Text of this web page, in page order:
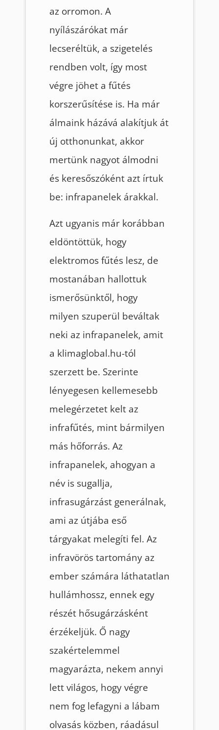
az orromon. A
nyílászárókat már
lecseréltük, a szigetelés
rendben volt, így most
végre jöhet a fűtés
korszerűsítése is. Ha már
álmaink házává alakítjuk át
új otthonunkat, akkor
mertünk nagyot álmodni
és keresőszóként azt írtuk
be: infrapanelek árakkal.
Azt ugyanis már korábban
eldöntöttük, hogy
elektromos fűtés lesz, de
mostanában hallottuk
ismerősünktől, hogy
milyen szuperül beváltak
neki az infrapanelek, amit
a klimaglobal.hu-tól
szerzett be. Szerinte
lényegesen kellemesebb
melegérzetet kelt az
infrafűtés, mint bármilyen
más hőforrás. Az
infrapanelek, ahogyan a
név is sugallja,
infrasugárzást generálnak,
ami az útjába eső
tárgyakat melegíti fel. Az
infravörös tartomány az
ember számára láthatatlan
hullámhossz, ennek egy
részét hősugárzásként
érzékeljük. Ő nagy
szakértelemmel
magyarázta, nekem annyi
lett világos, hogy végre
nem fog lefagyni a lábam
olvasás közben, ráadásul